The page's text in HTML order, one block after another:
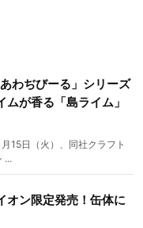
わぢびーる」シリーズ
が香る「島ライム」
15日（火）、同社クラフト
...
オン限定発売！缶体に